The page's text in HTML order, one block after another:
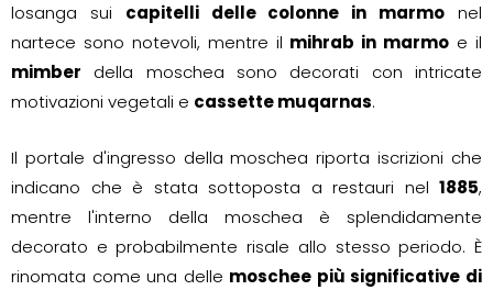
losanga sui capitelli delle colonne in marmo nel
nartece sono notevoli, mentre il mihrab in marmo e il
mimber della moschea sono decorati con intricate
motivazioni vegetali e cassette muqarnas.
Il portale d'ingresso della moschea riporta iscrizioni che
indicano che è stata sottoposta a restauri nel 1885,
mentre l'interno della moschea è splendidamente
decorato e probabilmente risale allo stesso periodo. È
rinomata come una delle moschee più significative di